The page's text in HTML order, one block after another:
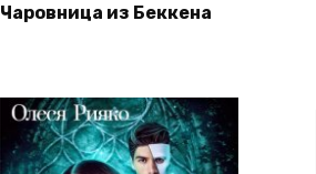
Чаровница из Беккена